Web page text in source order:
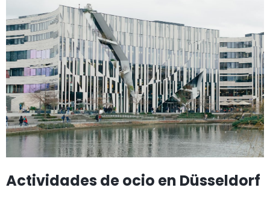
Actividades de ocio en Düsseldorf